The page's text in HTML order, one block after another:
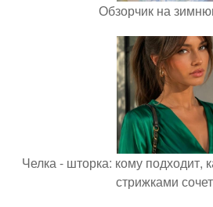
Обзорчик на
Челка - шторка: кому подходит,
стрижками